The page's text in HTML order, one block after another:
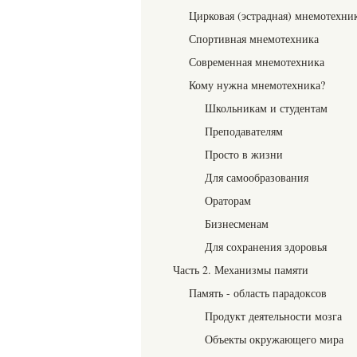
Цирковая (эстрадная)
Спортивная мнемотехника
Современная мнемотехника
Кому нужна мнемотехника?
Школьникам и студентам
Преподавателям
Просто в жизни
Для самообразования
Ораторам
Бизнесменам
Для сохранения здоровья
Часть 2. Механизмы памяти
Память - область парадоксов
Продукт деятельности мозга
Объекты окружающего мира